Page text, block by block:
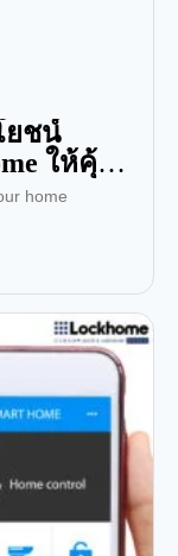
ยชน์
ให้คุ้ม
home